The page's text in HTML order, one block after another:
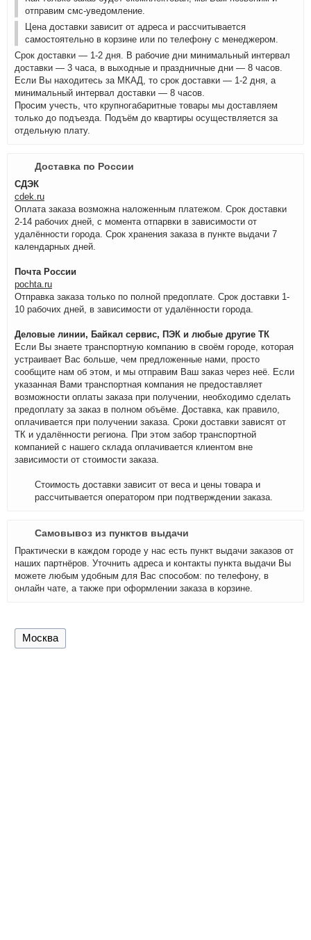
отправим смс-уведомление.
Цена доставки зависит от адреса и рассчитывается
самостоятельно в корзине или по телефону с менеджером.
Срок доставки — 1-2 дня. В рабочие дни минимальный интервал
доставки — 3 часа, в выходные и праздничные дни — 8 часов.
Если Вы находитесь за МКАД, то срок доставки — 1-2 дня, а
минимальный интервал доставки — 8 часов.
Просим учесть, что крупногабаритные товары мы доставляем
только до подъезда. Подъём до квартиры осуществляется за
отдельную плату.
Доставка по России
СДЭК
cdek.ru
Оплата заказа возможна наложенным платежом. Срок доставки
2-14 рабочих дней, с момента отпарвки в зависимости от
удалённости города. Срок хранения заказа в пункте выдачи 7
календарных дней.
Почта России
pochta.ru
Отправка заказа только по полной предоплате. Срок доставки 1-
10 рабочих дней, в зависимости от удалённости города.
Деловые линии, Байкал сервис, ПЭК и любые другие ТК
Если Вы знаете транспортную компанию в своём городе, которая
устраивает Вас больше, чем предложенные нами, просто
сообщите нам об этом, и мы отправим Ваш заказ через неё. Если
указанная Вами транспортная компания не предоставляет
возможности оплаты заказа при получении, необходимо сделать
предоплату за заказ в полном объёме. Доставка, как правило,
оплачивается при получении заказа. Сроки доставки зависят от
ТК и удалённости региона. При этом забор транспортной
компанией с нашего склада оплачивается клиентом вне
зависимости от стоимости заказа.
Стоимость доставки зависит от веса и цены товара и
рассчитывается оператором при подтверждении заказа.
Самовывоз из пунктов выдачи
Практически в каждом городе у нас есть пункт выдачи заказов от
наших партнёров. Уточнить адреса и контакты пункта выдачи Вы
можете любым удобным для Вас способом: по телефону, в
онлайн чате, а также при оформлении заказа в корзине.
Москва